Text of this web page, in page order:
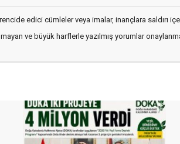
edici cümleler veya imalar, inançlara saldırı
ve büyük harflerle yazılmış yorumlar